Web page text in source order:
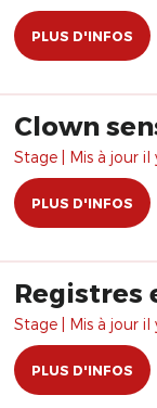
PLUS D'INFOS
Clown
Stage | Mis à jour il
PLUS D'INFOS
Registres
Stage | Mis à jour il
PLUS D'INFOS